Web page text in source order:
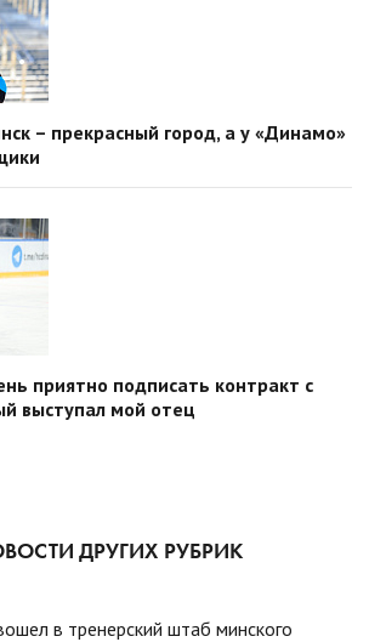
– прекрасный город, а у «Динамо»
приятно подписать контракт с
выступал мой отец
ДРУГИХ РУБРИК
в тренерский штаб минского